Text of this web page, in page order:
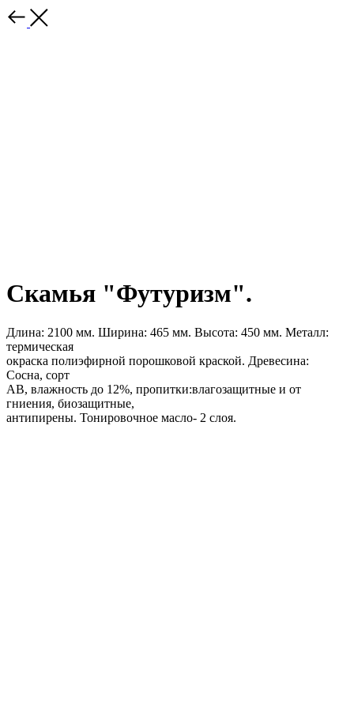
Скамья "Футуризм".
Длина: 2100 мм. Ширина: 465 мм. Высота: 450 мм. Металл:
термическая
окраска полиэфирной порошковой краской. Древесина:
Сосна, сорт
AB, влажность до 12%, пропитки:влагозащитные и от
гниения, биозащитные,
антипирены. Тонировочное масло- 2 слоя.